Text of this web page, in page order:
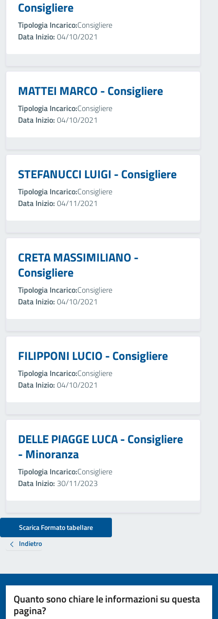
Consigliere
Tipologia Incarico:Consigliere
Data Inizio: 04/10/2021
MATTEI MARCO - Consigliere
Tipologia Incarico:Consigliere
Data Inizio: 04/10/2021
STEFANUCCI LUIGI - Consigliere
Tipologia Incarico:Consigliere
Data Inizio: 04/11/2021
CRETA MASSIMILIANO -
Consigliere
Tipologia Incarico:Consigliere
Data Inizio: 04/10/2021
FILIPPONI LUCIO - Consigliere
Tipologia Incarico:Consigliere
Data Inizio: 04/10/2021
DELLE PIAGGE LUCA - Consigliere
- Minoranza
Tipologia Incarico:Consigliere
Data Inizio: 30/11/2023
Scarica Formato tabellare
Indietro
Quanto sono chiare le informazioni su questa
pagina?